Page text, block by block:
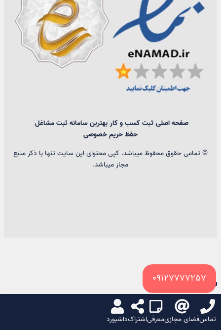
تماسفضای مجازیمعرفیاشتراکداشبورد
09127777257
صفحه اصلی ثبت کسب و کار بهترین سامانه ثبت مشاغل
حفظ حریم خصوصی
© تمامی حقوق محفوظ میباشد. کپی محتوای این سایت تنها با ذکر منبع
مجاز میباشد.
سبد خرید